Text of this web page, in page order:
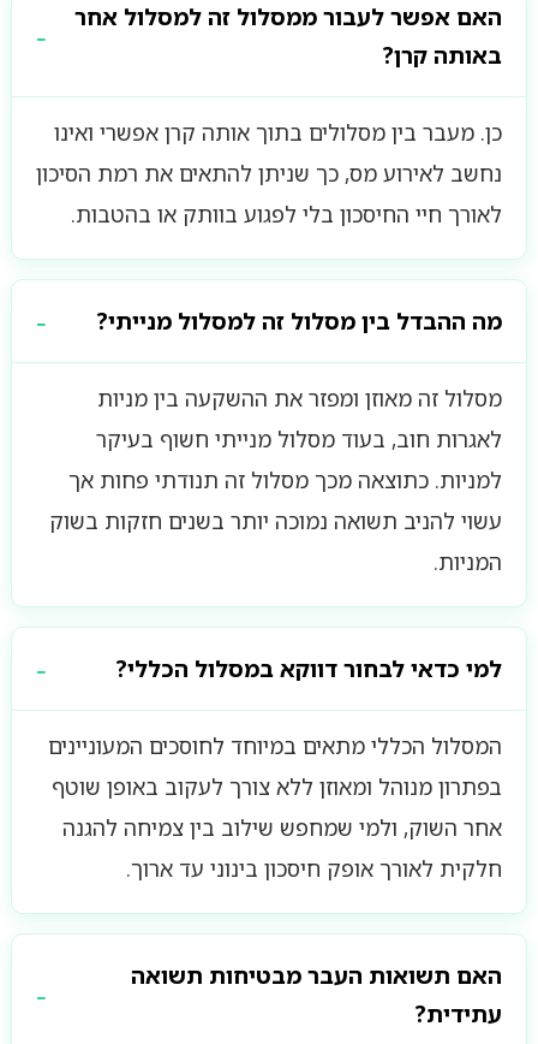
האם אפשר לעבור ממסלול זה למסלול אחר
באותה קרן?
כן. מעבר בין מסלולים בתוך אותה קרן אפשרי ואינו
נחשב לאירוע מס, כך שניתן להתאים את רמת הסיכון
לאורך חיי החיסכון בלי לפגוע בוותק או בהטבות.
מה ההבדל בין מסלול זה למסלול מנייתי?
מסלול זה מאוזן ומפזר את ההשקעה בין מניות
לאגרות חוב, בעוד מסלול מנייתי חשוף בעיקר
למניות. כתוצאה מכך מסלול זה תנודתי פחות אך
עשוי להניב תשואה נמוכה יותר בשנים חזקות בשוק
המניות.
למי כדאי לבחור דווקא במסלול הכללי?
המסלול הכללי מתאים במיוחד לחוסכים המעוניינים
בפתרון מנוהל ומאוזן ללא צורך לעקוב באופן שוטף
אחר השוק, ולמי שמחפש שילוב בין צמיחה להגנה
חלקית לאורך אופק חיסכון בינוני עד ארוך.
האם תשואות העבר מבטיחות תשואה
עתידית?